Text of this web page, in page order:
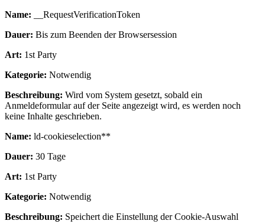
Name: __RequestVerificationToken
Dauer: Bis zum Beenden der Browsersession
Art: 1st Party
Kategorie: Notwendig
Beschreibung: Wird vom System gesetzt, sobald ein
Anmeldeformular auf der Seite angezeigt wird, es werden noch
keine Inhalte geschrieben.
Name: ld-cookieselection**
Dauer: 30 Tage
Art: 1st Party
Kategorie: Notwendig
Beschreibung: Speichert die Einstellung der Cookie-Auswahl